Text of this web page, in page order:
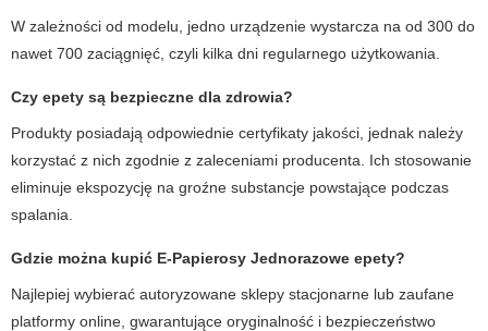
W zależności od modelu, jedno urządzenie wystarcza na od 300 do
nawet 700 zaciągnięć, czyli kilka dni regularnego użytkowania.
Czy epety są bezpieczne dla zdrowia?
Produkty posiadają odpowiednie certyfikaty jakości, jednak należy
korzystać z nich zgodnie z zaleceniami producenta. Ich stosowanie
eliminuje ekspozycję na groźne substancje powstające podczas
spalania.
Gdzie można kupić E-Papierosy Jednorazowe epety?
Najlepiej wybierać autoryzowane sklepy stacjonarne lub zaufane
platformy online, gwarantujące oryginalność i bezpieczeństwo